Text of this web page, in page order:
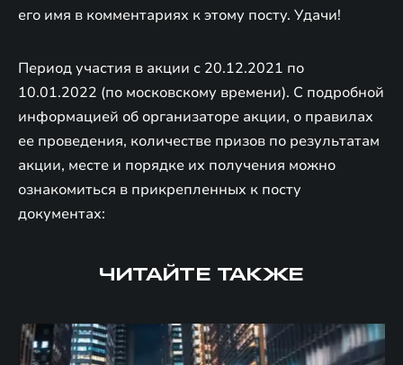
его имя в комментариях к этому посту. Удачи!
Период участия в акции с 20.12.2021 по
10.01.2022 (по московскому времени). С подробной
информацией об организаторе акции, о правилах
ее проведения, количестве призов по результатам
акции, месте и порядке их получения можно
ознакомиться в прикрепленных к посту
документах:
ЧИТАЙТЕ ТАКЖЕ